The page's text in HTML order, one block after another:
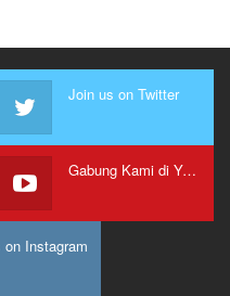
Join us on Twitter
Gabung Kami di Youtube
Instagram